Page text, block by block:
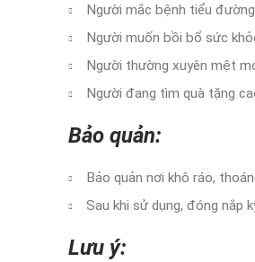
Người mắc bệnh tiểu
Người muốn bồi bổ sức
Người thường xuyên mệt
Người đang tìm quà tặng
Bảo quản:
Bảo quản nơi khô ráo,
Sau khi sử dụng, đóng nắp
Lưu ý: